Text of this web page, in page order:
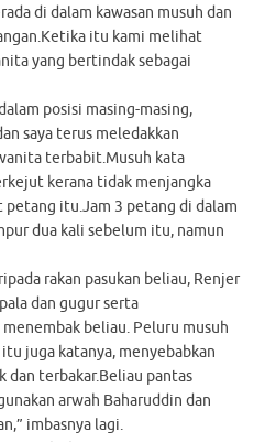
di dalam kawasan musuh dan
itu kami melihat
yang bertindak sebagai
posisi masing-masing,
saya terus meledakkan
terbabit.Musuh kata
kerana tidak menjangka
petang itu.Jam 3 petang di dalam
dua kali sebelum itu, namun
rakan pasukan beliau, Renjer
dan gugur serta
beliau. Peluru musuh
juga katanya, menyebabkan
dan terbakar.Beliau pantas
arwah Baharuddin dan
imbasnya lagi.